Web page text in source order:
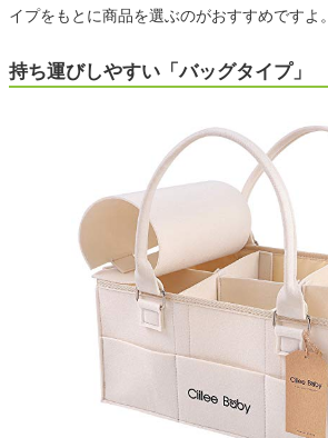
イプをもとに商品を選ぶのがおすすめですよ。
持ち運びしやすい「バッグタイプ」